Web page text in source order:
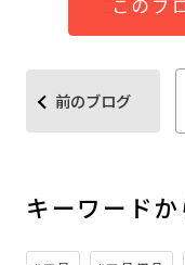
このブ
前のブログ
キーワードか